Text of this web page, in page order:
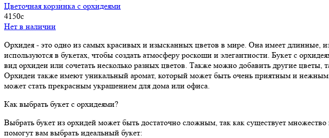
Цветочная корзинка с орхидеями
4150c
Нет в наличии
Орхидея - это одно из самых красивых и изысканных цветов в мире. Она имеет длинные,
используются в букетах, чтобы создать атмосферу роскоши и элегантности. Букет с
вид орхидеи или сочетать несколько разных цветов. Также можно добавить другие
Орхидеи также имеют уникальный аромат, который может быть очень приятным и
может стать прекрасным украшением для дома или офиса.
Как выбрать букет с орхидеями?
Выбрать букет из орхидей может быть достаточно сложным, так как существует
помогут вам выбрать идеальный букет: